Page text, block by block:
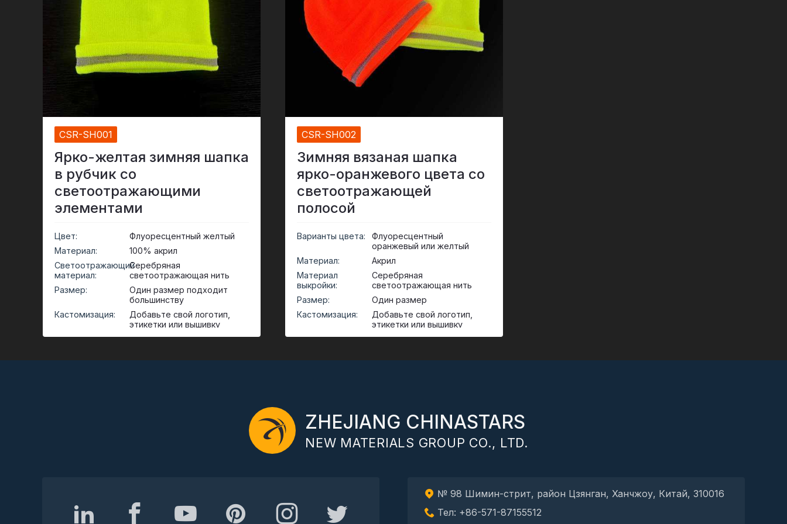
окантовка
Светоотражающая пряжа
Призматическая лента
Светящийся в темноте
светоотражающая ткань
Перфорированная
светоотражающая ткань
Радужная светоотражающая ткань
CSR-SH001
Ярко-желтая зимняя шапка
в рубчик со
светоотражающими
элементами
Цвет:
Флуоресцентный желтый
Материал:
100% акрил
Светоотражающий
материал:
Серебряная
светоотражающая нить
Размер:
Один размер подходит
большинству
Кастомизация:
Добавьте свой логотип,
этикетки или вышивку
Функции:
Легкий
CSR-SH002
Зимняя вязаная шапка
ярко-оранжевого цвета со
светоотражающей
полосой
Варианты цвета:
Флуоресцентный
оранжевый или желтый
Материал:
Акрил
Материал
выкройки:
Серебряная
светоотражающая нить
Размер:
Один размер
Кастомизация:
Добавьте свой логотип,
этикетки или вышивку
Метод
Трикотажная ткань
Функции: Легкий
ZHEJIANG CHINASTARS
NEW MATERIALS GROUP CO., LTD.
№ 98 Шимин-стрит, район Цзянган, Ханчжоу, Китай, 310016
Тел: +86-571-87155512